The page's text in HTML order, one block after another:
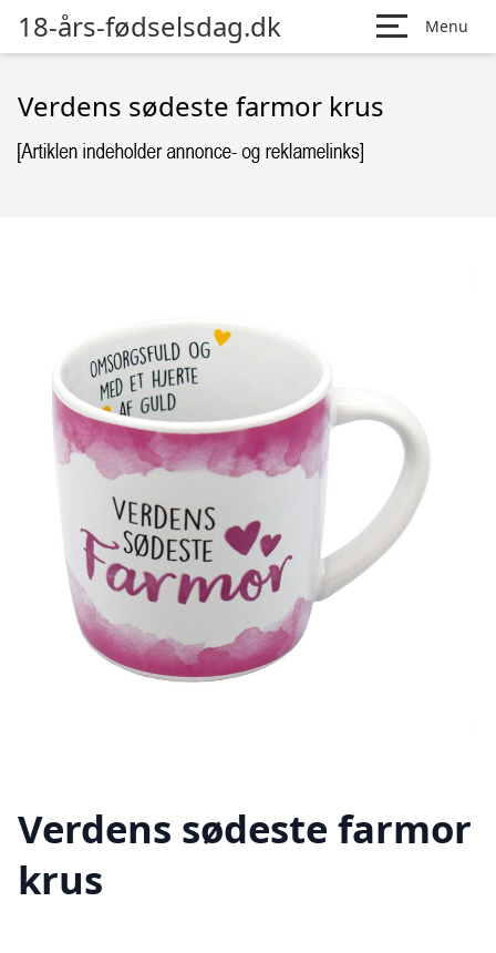
18-års-fødselsdag.dk Menu
Verdens sødeste farmor krus
Verdens sødeste farmor
krus